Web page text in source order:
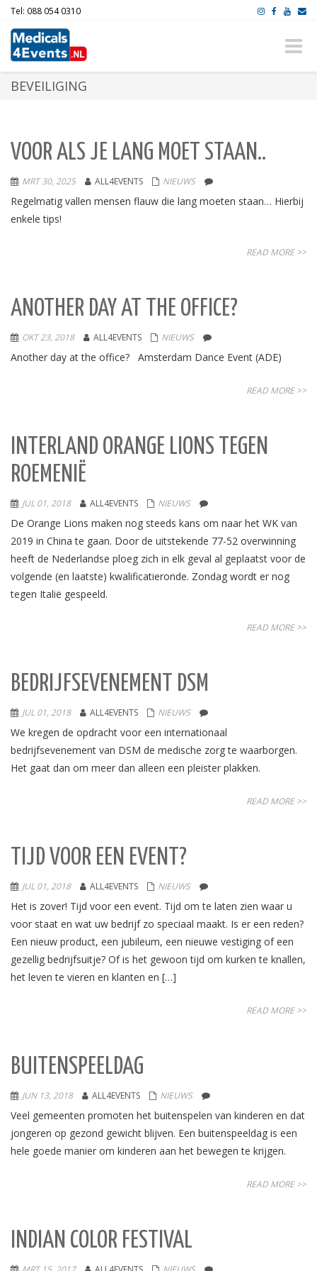
Tel: 088 054 0310
Toggle
BEVEILIGING
VOOR ALS JE LANG MOET STAAN..
MRT 30, 2025 ALL4EVENTS NIEUWS
Regelmatig vallen mensen flauw die lang moeten staan… Hierbij
enkele tips!
READ MORE >>
ANOTHER DAY AT THE OFFICE?
OKT 23, 2018 ALL4EVENTS NIEUWS
Another day at the office? Amsterdam Dance Event (ADE)
READ MORE >>
INTERLAND ORANGE LIONS TEGEN
ROEMENIË
JUL 01, 2018 ALL4EVENTS NIEUWS
De Orange Lions maken nog steeds kans om naar het WK van
2019 in China te gaan. Door de uitstekende 77-52 overwinning
heeft de Nederlandse ploeg zich in elk geval al geplaatst voor de
volgende (en laatste) kwalificatieronde. Zondag wordt er nog
tegen Italië gespeeld.
READ MORE >>
BEDRIJFSEVENEMENT DSM
JUL 01, 2018 ALL4EVENTS NIEUWS
We kregen de opdracht voor een internationaal
bedrijfsevenement van DSM de medische zorg te waarborgen.
Het gaat dan om meer dan alleen een pleister plakken.
READ MORE >>
TIJD VOOR EEN EVENT?
JUL 01, 2018 ALL4EVENTS NIEUWS
Het is zover! Tijd voor een event. Tijd om te laten zien waar u
voor staat en wat uw bedrijf zo speciaal maakt. Is er een reden?
Een nieuw product, een jubileum, een nieuwe vestiging of een
gezellig bedrijfsuitje? Of is het gewoon tijd om kurken te knallen,
het leven te vieren en klanten en […]
READ MORE >>
BUITENSPEELDAG
JUN 13, 2018 ALL4EVENTS NIEUWS
Veel gemeenten promoten het buitenspelen van kinderen en dat
jongeren op gezond gewicht blijven. Een buitenspeeldag is een
hele goede manier om kinderen aan het bewegen te krijgen.
READ MORE >>
INDIAN COLOR FESTIVAL